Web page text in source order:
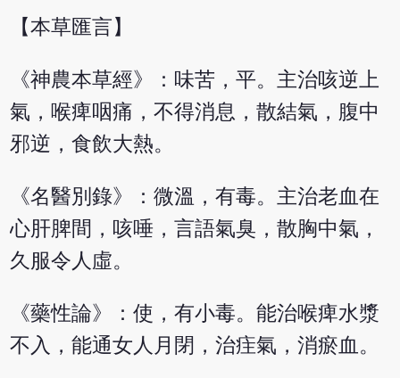
【本草匯言】
《神農本草經》：味苦，平。主治咳逆上
氣，喉痺咽痛，不得消息，散結氣，腹中
邪逆，食飲大熱。
《名醫別錄》：微溫，有毒。主治老血在
心肝脾間，咳唾，言語氣臭，散胸中氣，
久服令人虛。
《藥性論》：使，有小毒。能治喉痺水漿
不入，能通女人月閉，治疰氣，消瘀血。